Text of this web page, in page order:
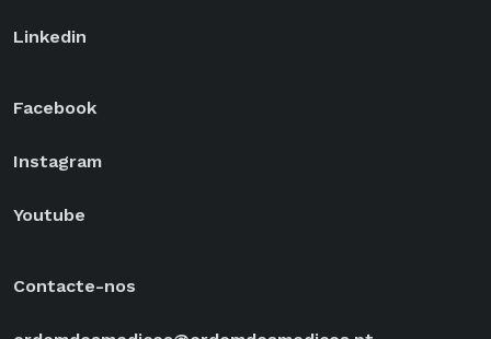
Linkedin
Facebook
Instagram
Youtube
Contacte-nos